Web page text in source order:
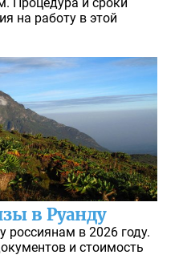
на работу в этой
в Руанду
россиянам в 2026 году.
и стоимость